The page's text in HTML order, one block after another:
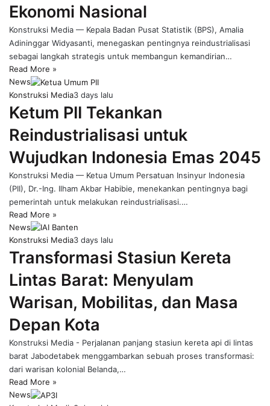
Ekonomi Nasional
Konstruksi Media — Kepala Badan Pusat Statistik (BPS), Amalia
Adininggar Widyasanti, menegaskan pentingnya reindustrialisasi
sebagai langkah strategis untuk membangun kemandirian…
Read More »
News
Konstruksi Media3 days lalu
Ketum PII Tekankan
Reindustrialisasi untuk
Wujudkan Indonesia Emas 2045
Konstruksi Media — Ketua Umum Persatuan Insinyur Indonesia
(PII), Dr.-Ing. Ilham Akbar Habibie, menekankan pentingnya bagi
pemerintah untuk melakukan reindustrialisasi.…
Read More »
News
Konstruksi Media3 days lalu
Transformasi Stasiun Kereta
Lintas Barat: Menyulam
Warisan, Mobilitas, dan Masa
Depan Kota
Konstruksi Media - Perjalanan panjang stasiun kereta api di lintas
barat Jabodetabek menggambarkan sebuah proses transformasi:
dari warisan kolonial Belanda,…
Read More »
News